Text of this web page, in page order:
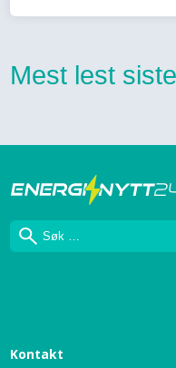
Mest lest
Søk
Kontakt